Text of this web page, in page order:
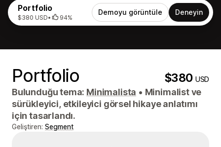
Portfolio
$380 USD• 94%
Demoyu görüntüle Deneyin
Portfolio $380USD
Bulunduğu tema: Minimalista • Minimalist ve
sürükleyici, etkileyici görsel hikaye anlatımı
için tasarlandı.
Geliştiren: Segment